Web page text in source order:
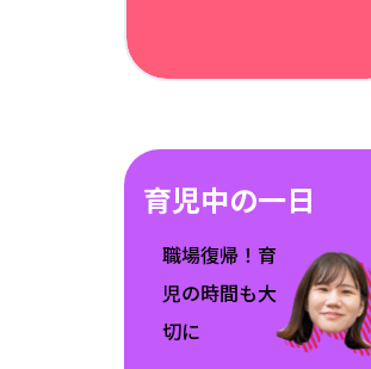
育児中の一日
職場復帰！育
児の時間も大
切に